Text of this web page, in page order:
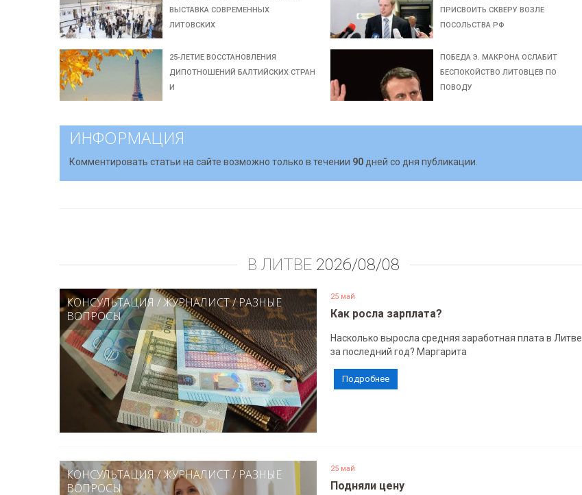
ВЫСТАВКА СОВРЕМЕННЫХ
ЛИТОВСКИХ
ПРИСВОИТЬ СКВЕРУ ВОЗЛЕ
ПОСОЛЬСТВА РФ
25-ЛЕТИЕ ВОССТАНОВЛЕНИЯ
ДИПОТНОШЕНИЙ БАЛТИЙСКИХ СТРАН
И
ПОБЕДА Э. МАКРОНА ОСЛАБИТ
БЕСПОКОЙСТВО ЛИТОВЦЕВ ПО
ПОВОДУ
ИНФОРМАЦИЯ
Комментировать статьи на сайте возможно только в течении 90 дней со дня публикации.
В ЛИТВЕ 2026/08/08
КОНСУЛЬТАЦИЯ /ЖУРНАЛИСТ/РАЗНЫЕ
ВОПРОСЫ
25 май
Как росла зарплата?
Насколько выросла средняя заработная плата в Литве
за последний год? Маргарита
Подробнее
КОНСУЛЬТАЦИЯ/ЖУРНАЛИСТ/ РАЗНЫЕ
ВОПРОСЫ
25 май
Подняли цену